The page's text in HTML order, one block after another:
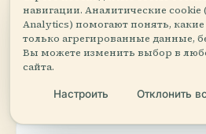
Адрес:Via Pescheria 23,
Телефон:
+39 0547 356111
коммутатор
навигации. Аналитические cookie
Analytics) помогают понять,
только агрегированные данные,
Вы можете изменить выбор в
сайта.
Настроить Отклонить